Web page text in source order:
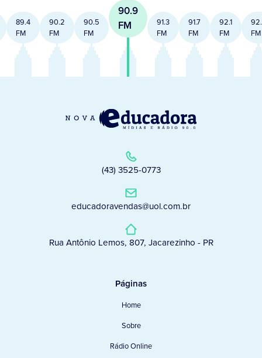
89.4
FM
90.2
FM
90.5
FM
90.9
FM
91.3
FM
91.7
FM
92.1
FM
FM
(43) 3525-0773
educadoravendas@uol.com.br
Rua Antônio Lemos, 807, Jacarezinho - PR
Páginas
Home
Sobre
Rádio Online